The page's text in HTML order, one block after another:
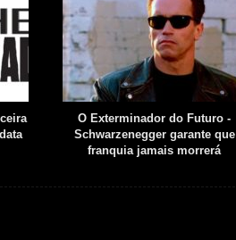
O Exterminador do Futuro -
Schwarzenegger garante que
franquia jamais morrerá